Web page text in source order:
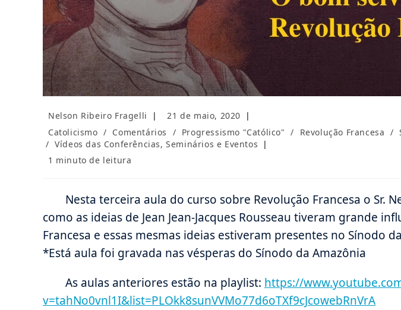
Autor
post:
Nelson Ribeiro Fragelli
Post
21 de maio, 2020
Categoria
do
Catolicismo / Comentários / Progressismo "Católico" / Revolução Francesa /
/ Vídeos das Conferências, Seminários e Eventos
Tempo
1 minuto de leitura
Nesta terceira aula do curso sobre Revolução Francesa o Sr.
como as ideias de Jean Jean-Jacques Rousseau tiveram grande
Francesa e essas mesmas ideias estiveram presentes no Sínodo
*Está aula foi gravada nas vésperas do Sínodo da Amazônia
As aulas anteriores estão na playlist: https://
v=tahNo0vnl1I&list=PLOkk8sunVVMo77d6oTXf9cJcowebRnVrA